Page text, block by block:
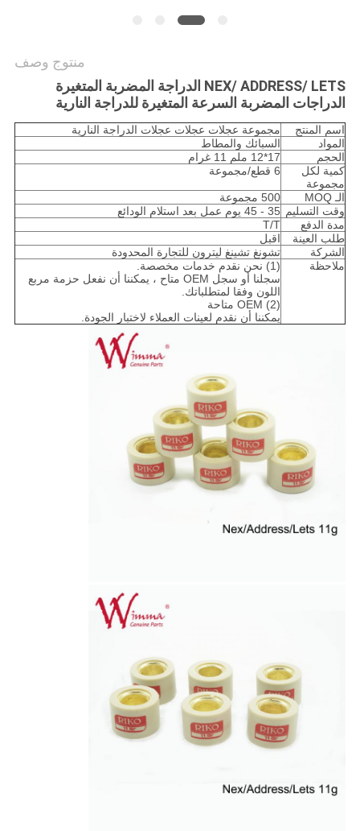
منتوج وصف
NEX/ ADDRESS/ LETS الدراجة المضربة المتغيرة
الدراجات المضربة السرعة المتغيرة للدراجة النارية
اسم المنتج
مجموعة عجلات عجلات عجلات الدراجة النارية
المواد
السبائك والمطاط
الحجم
17*12 ملم 11 غرام
كمية لكل
مجموعة
6 قطع/مجموعة
الـ MOQ
500 مجموعة
وقت التسليم 35 - 45 يوم عمل بعد استلام الودائع
مدة الدفع
T/T
طلب العينة
اقبل
الشركة
تشونغ تشينغ ليترون للتجارة المحدودة
ملاحظة
(1) نحن نقدم خدمات مخصصة.
سجلنا أو سجل OEM متاح ، يمكننا أن نفعل حزمة مربع
اللون وفقا لمتطلباتك.
(2) OEM متاحة
يمكننا أن نقدم لعينات العملاء لاختبار الجودة.